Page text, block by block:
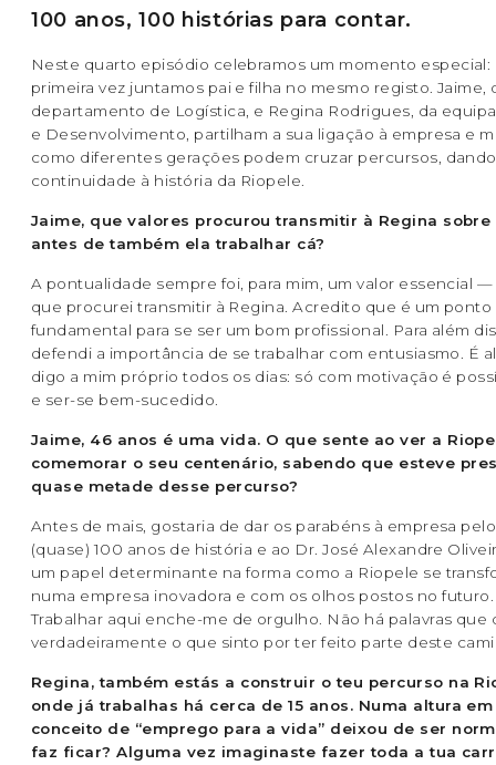
100 anos, 100 histórias para contar.
Neste quarto episódio celebramos um momento especial:
primeira vez juntamos pai e filha no mesmo registo. Jaime,
departamento de Logística, e Regina Rodrigues, da
e Desenvolvimento, partilham a sua ligação à empresa e
como diferentes gerações podem cruzar percursos, dando
continuidade à história da Riopele.
Jaime, que valores procurou transmitir à Regina sobre
antes de também ela trabalhar cá?
A pontualidade sempre foi, para mim, um valor essencial —
que procurei transmitir à Regina. Acredito que é um
fundamental para se ser um bom profissional. Para além
defendi a importância de se trabalhar com entusiasmo. É
digo a mim próprio todos os dias: só com motivação é
e ser-se bem-sucedido.
Jaime, 46 anos é uma vida. O que sente ao ver a
comemorar o seu centenário, sabendo que esteve
quase metade desse percurso?
Antes de mais, gostaria de dar os parabéns à empresa
(quase) 100 anos de história e ao Dr. José Alexandre
um papel determinante na forma como a Riopele se
numa empresa inovadora e com os olhos postos no futuro.
Trabalhar aqui enche-me de orgulho. Não há palavras que
verdadeiramente o que sinto por ter feito parte deste
Regina, também estás a construir o teu percurso na
onde já trabalhas há cerca de 15 anos. Numa altura
conceito de “emprego para a vida” deixou de ser
faz ficar? Alguma vez imaginaste fazer toda a tua